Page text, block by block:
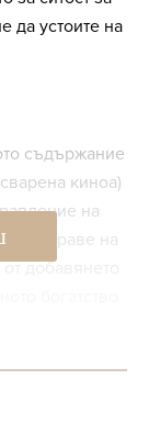
да устоите на
съдържание
киноа)
на
и здраве на
добавянето
богатство